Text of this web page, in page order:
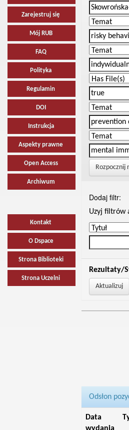
Zarejestruj się
Mój RUB
FAQ
Polityka
Regulamin
DOI
Instrukcja
Aspekty prawne
Open Access
Archiwum
Kontakt
O Dspace
Strona Biblioteki
Strona Uczelni
Rozpocznij
Dodaj filtr:
Uzyj filtrów
Rezultaty/
Odsłon
Data